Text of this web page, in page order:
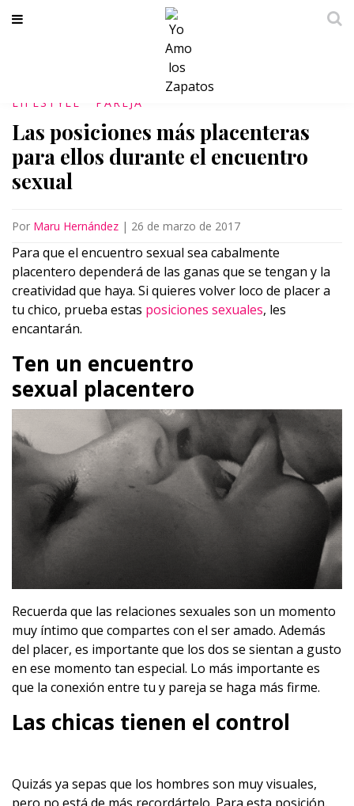
LIFESTYLE PAREJA
Las posiciones más placenteras
para ellos durante el encuentro
sexual
Por Maru Hernández | 26 de marzo de 2017
Para que el encuentro sexual sea cabalmente
placentero dependerá de las ganas que se tengan y la
creatividad que haya. Si quieres volver loco de placer a
tu chico, prueba estas posiciones sexuales, les
encantarán.
Ten un encuentro
sexual placentero
Recuerda que las relaciones sexuales son un momento
muy íntimo que compartes con el ser amado. Además
del placer, es importante que los dos se sientan a gusto
en ese momento tan especial. Lo más importante es
que la conexión entre tu y pareja se haga más firme.
Las chicas tienen el control
Quizás ya sepas que los hombres son muy visuales,
pero no está de más recordártelo. Para esta posición,